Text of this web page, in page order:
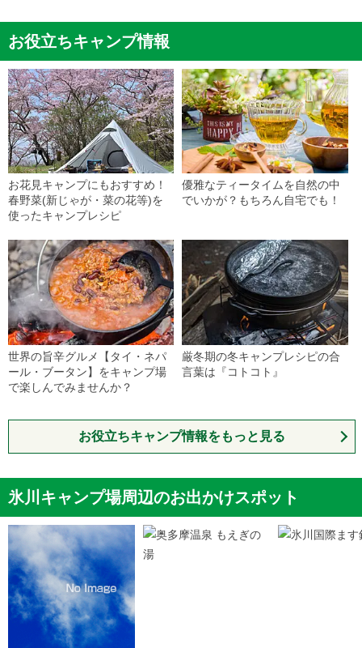
お役立ちキャンプ情報
お花見キャンプにもおすすめ！
春野菜(新じゃが・菜の花等)を
使ったキャンプレシピ
優雅なティータイムを自然の中
でいかが？もちろん自宅でも！
世界の旨辛グルメ【タイ・ネパ
ール・ブータン】をキャンプ場
で楽しんでみませんか？
厳冬期の冬キャンプレシピの合
言葉は『コトコト』
お役立ちキャンプ情報をもっと見る
氷川キャンプ場周辺のお出かけスポット